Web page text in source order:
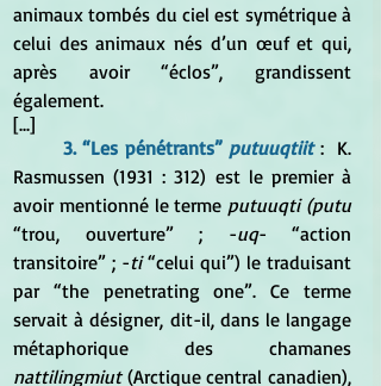
animaux tombés du ciel est symétrique à
celui des animaux nés d’un œuf et qui,
après avoir “éclos”, grandissent
également.
[...]
3. “Les pénétrants” putuuqtiit :  K.
Rasmussen (1931 : 312) est le premier à
avoir mentionné le terme putuuqti (putu
“trou, ouverture” ; -uq- “action
transitoire” ; -ti “celui qui”) le traduisant
par “the penetrating one”. Ce terme
servait à désigner, dit-il, dans le langage
nattilingmiut (Arctique central canadien),